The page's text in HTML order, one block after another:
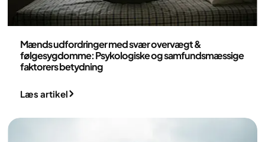
Mænds udfordringer med svær overvægt &
følgesygdomme: Psykologiske og samfundsmæssige
faktorers betydning
Læs artikel